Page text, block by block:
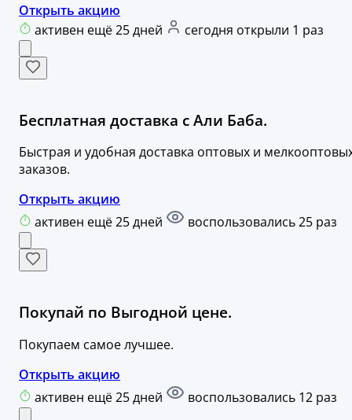
Открыть акцию
активен ещё 25 дней
сегодня открыли 1 раз
Бесплатная доставка с Али Баба.
Быстрая и удобная доставка оптовых и
заказов.
Открыть акцию
активен ещё 25 дней
воспользовались 25 раз
Покупай по Выгодной цене.
Покупаем самое лучшее.
Открыть акцию
активен ещё 25 дней
воспользовались 12 раз